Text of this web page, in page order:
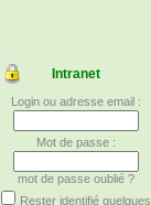
Intranet
Login ou adresse email :
Mot de passe :
mot de passe oublié ?
Rester identifié quelques